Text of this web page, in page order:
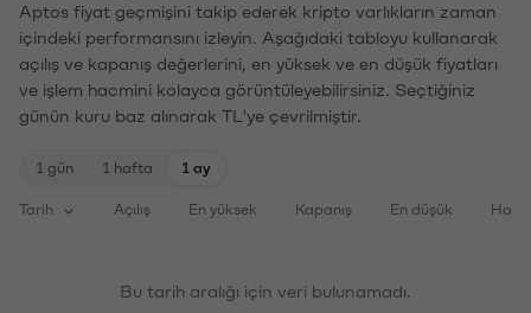
Aptos fiyat geçmişini takip ederek kripto varlıkların zaman
içindeki performansını izleyin. Aşağıdaki tabloyu kullanarak
açılış ve kapanış değerlerini, en yüksek ve en düşük fiyatları
ve işlem hacmini kolayca görüntüleyebilirsiniz. Seçtiğiniz
günün kuru baz alınarak TL'ye çevrilmiştir.
1 gün 1 hafta 1 ay
Tarih Açılış En yüksek Kapanış En düşük
Bu tarih aralığı için veri bulunamadı.